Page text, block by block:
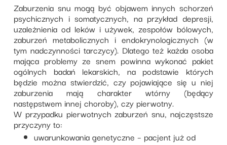
Zaburzenia snu mogą być objawem innych schorzeń
psychicznych i somatycznych, na przykład depresji,
uzależnienia od leków i używek, zespołów bólowych,
zaburzeń metabolicznych i endokrynologicznych (w
tym nadczynności tarczycy). Dlatego też każda osoba
mająca problemy ze snem powinna wykonać pakiet
ogólnych badań lekarskich, na podstawie których
będzie można stwierdzić, czy pojawiające się u niej
zaburzenia mają charakter wtórny (będący
następstwem innej choroby), czy pierwotny.
W przypadku pierwotnych zaburzeń snu, najczęstsze
przyczyny to:
uwarunkowania genetyczne – pacjent już od